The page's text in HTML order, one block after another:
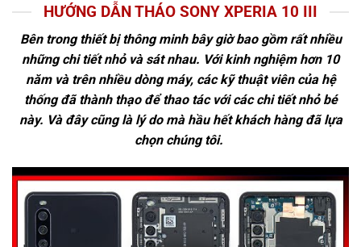
HƯỚNG DẪN THÁO SONY XPERIA 10 III
Bên trong thiết bị thông minh bây giờ bao gồm rất nhiều
những chi tiết nhỏ và sát nhau. Với kinh nghiệm hơn 10
năm và trên nhiều dòng máy, các kỹ thuật viên của hệ
thống đã thành thạo để thao tác với các chi tiết nhỏ bé
này. Và đây cũng là lý do mà hầu hết khách hàng đã lựa
chọn chúng tôi.